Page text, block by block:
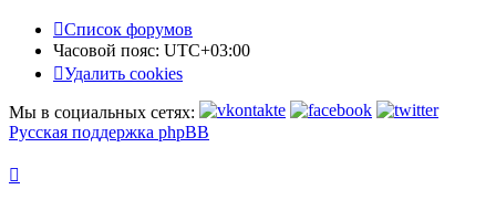
Список форумов
Часовой пояс: UTC+03:00
Удалить cookies
Мы в социальных сетях:
Русская поддержка phpBB